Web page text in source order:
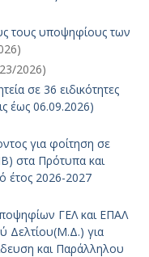
τους υποψηφίους των
2026)
σε 36 ειδικότητες
έως 06.09.2026)
για φοίτηση σε
στα Πρότυπα και
έτος 2026-2027
ΓΕΛ και ΕΠΑΛ
Δελτίου(Μ.Δ.) για
και Παράλληλου